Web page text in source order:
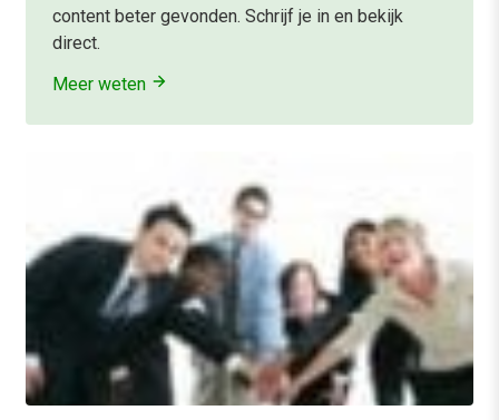
content beter gevonden. Schrijf je in en bekijk
direct.
Meer weten